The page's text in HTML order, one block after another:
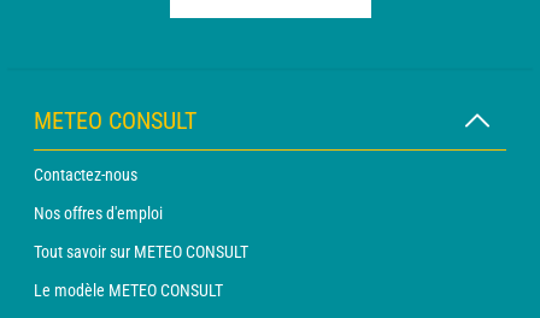
METEO CONSULT
Contactez-nous
Nos offres d'emploi
Tout savoir sur METEO CONSULT
Le modèle METEO CONSULT